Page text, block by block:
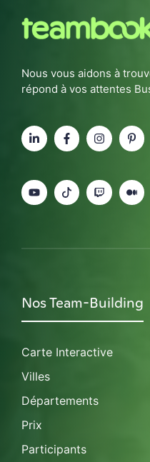
Nous vous aidons à
répond à vos attentes
Nos Team-Building
Carte Interactive
Villes
Départements
Prix
Participants